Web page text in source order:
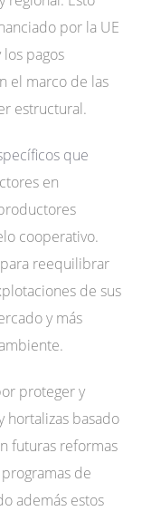
por la UE
pagos
el marco de las
estructural.
que
en
cooperativo.
reequilibrar
de sus
y más
proteger y
hortalizas basado
futuras reformas
de
además estos